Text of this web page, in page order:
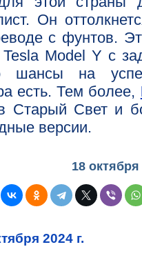
Он
с фунтов.
Model Y с
шансы на
есть. Тем более,
Старый Свет и
версии.
18 октября
2024 г.